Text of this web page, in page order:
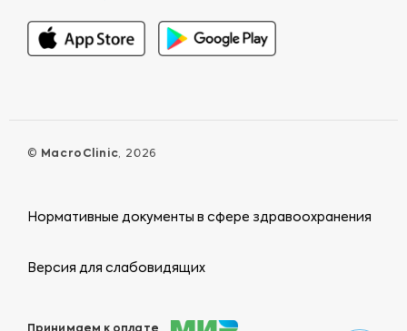
© MacroClinic, 2026
Нормативные документы в сфере здравоохранения
Версия для слабовидящих